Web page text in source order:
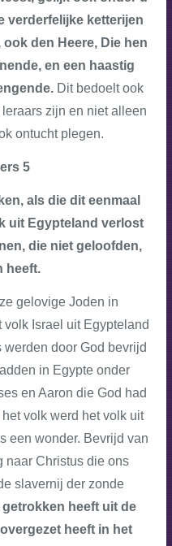
verderfelijke ketterijen
den Heere, Die hen
en een haastig
Dit bedoelt ook
zijn en niet alleen
ontucht plegen.
5
als die dit eenmaal
uit Egypteland verlost
die niet geloofden,
heeft.
gelovige Joden in
Israel uit Egypteland
door God bevrijd
in Egypte onder
en Aaron die God had
volk werd het volk uit
een wonder. Bevrijd van
naar Christus die ons
slavernij der zonde
getrokken heeft uit de
heeft in het